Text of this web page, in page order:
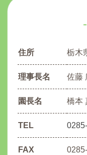
住所 栃木
理事長名 佐藤
園長名 橋本
TEL
FAX